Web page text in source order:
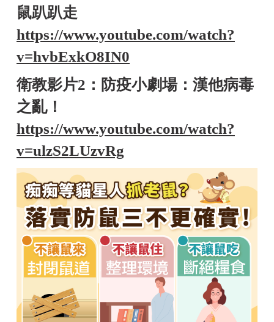
鼠趴趴走
https://www.youtube.com/watch?
v=hvbExkO8IN0
衛教影片2：防疫小劇場：漢他病毒
之亂！
https://www.youtube.com/watch?
v=ulzS2LUzvRg